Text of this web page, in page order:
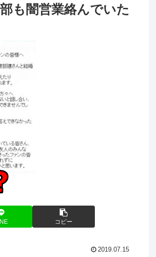
も闇営業絡んでいた
コピー
2019.07.15